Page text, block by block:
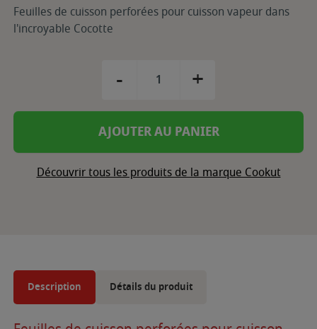
Feuilles de cuisson perforées pour cuisson vapeur dans
l'incroyable Cocotte
- +
AJOUTER AU PANIER
Découvrir tous les produits de la marque Cookut
Description Détails du produit